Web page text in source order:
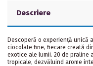
Descriere
Descoperă o experiență unică
ciocolate fine, fiecare creată
exotice ale lumii. 20 de praline
tropicale, dezvăluind arome